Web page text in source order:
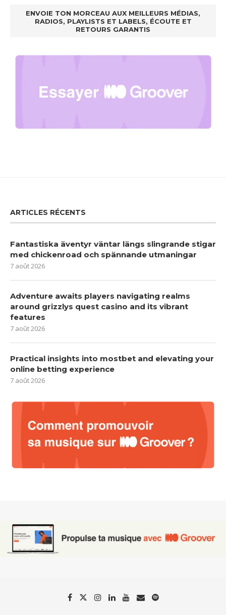
ENVOIE TON MORCEAU AUX MEILLEURS MÉDIAS,
RADIOS, PLAYLISTS ET LABELS, ÉCOUTE ET
RETOURS GARANTIS
ARTICLES RÉCENTS
Fantastiska äventyr väntar längs slingrande stigar
med chickenroad och spännande utmaningar
7 août 2026
Adventure awaits players navigating realms
around grizzlys quest casino and its vibrant
features
7 août 2026
Practical insights into mostbet and elevating your
online betting experience
7 août 2026